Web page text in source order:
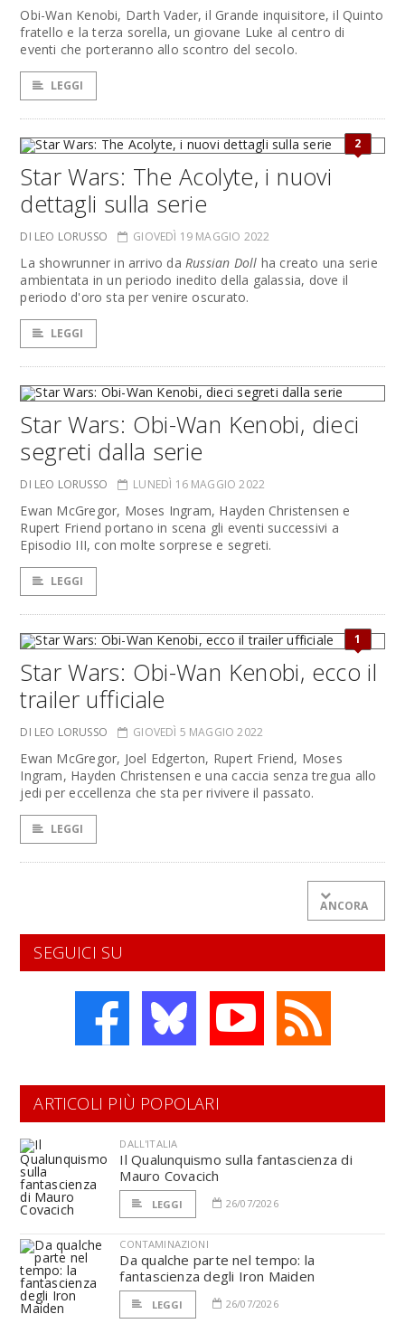
Obi-Wan Kenobi, Darth Vader, il Grande inquisitore, il Quinto
fratello e la terza sorella, un giovane Luke al centro di
eventi che porteranno allo scontro del secolo.
LEGGI
2
Star Wars: The Acolyte, i nuovi
dettagli sulla serie
DI LEO LORUSSO GIOVEDÌ 19 MAGGIO 2022
La showrunner in arrivo daRussian Doll ha creato una serie
ambientata in un periodo inedito della galassia, dove il
periodo d'oro sta per venire oscurato.
LEGGI
Star Wars: Obi-Wan Kenobi, dieci
segreti dalla serie
DI LEO LORUSSO LUNEDÌ 16 MAGGIO 2022
Ewan McGregor, Moses Ingram, Hayden Christensen e
Rupert Friend portano in scena gli eventi successivi a
Episodio III, con molte sorprese e segreti.
LEGGI
1
Star Wars: Obi-Wan Kenobi, ecco il
trailer ufficiale
DI LEO LORUSSO GIOVEDÌ 5 MAGGIO 2022
Ewan McGregor, Joel Edgerton, Rupert Friend, Moses
Ingram, Hayden Christensen e una caccia senza tregua allo
jedi per eccellenza che sta per rivivere il passato.
LEGGI
ANCORA
SEGUICI SU
ARTICOLI PIÙ POPOLARI
DALL'ITALIA
Il Qualunquismo sulla fantascienza di
Mauro Covacich
LEGGI 26/07/2026
CONTAMINAZIONI
Da qualche parte nel tempo: la
fantascienza degli Iron Maiden
LEGGI 26/07/2026